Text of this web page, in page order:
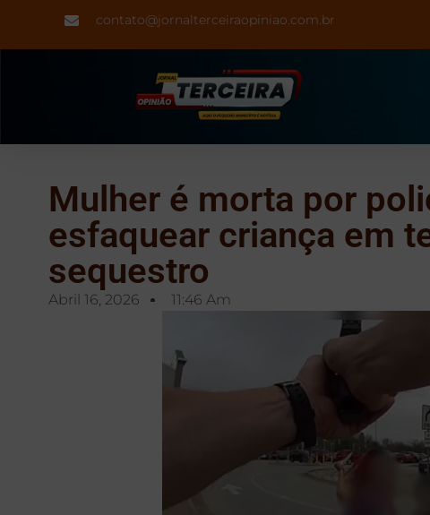
contato@jornalterceiraopiniao.com.br
Mulher é morta por
esfaquear criança em
sequestro
Abril 16, 2026 11:46 Am